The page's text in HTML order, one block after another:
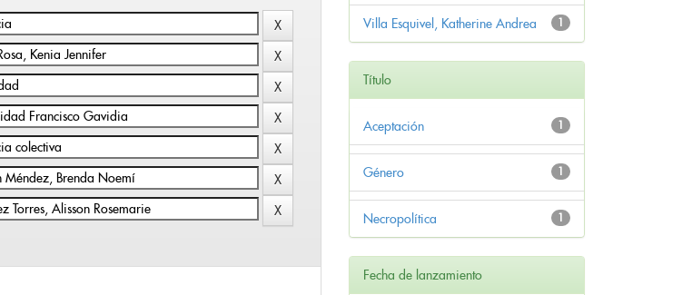
1
Villa Esquivel, Katherine Andrea
Título
1
Aceptación
1
Género
1
Necropolítica
Fecha de lanzamiento